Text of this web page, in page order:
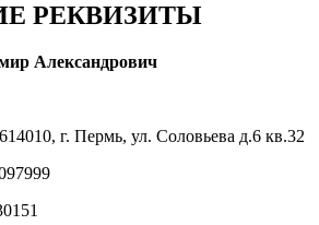
РЕКВИЗИТЫ
Александрович
г. Пермь, ул. Соловьева д.6 кв.32